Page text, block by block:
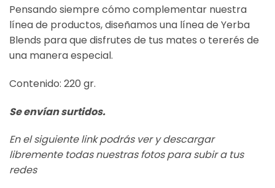
Pensando siempre cómo complementar nuestra
línea de productos, diseñamos una línea de Yerba
Blends para que disfrutes de tus mates o tererés de
una manera especial.
Contenido: 220 gr.
Se envían surtidos.
En el siguiente link podrás ver y descargar
libremente todas nuestras fotos para subir a tus
redes